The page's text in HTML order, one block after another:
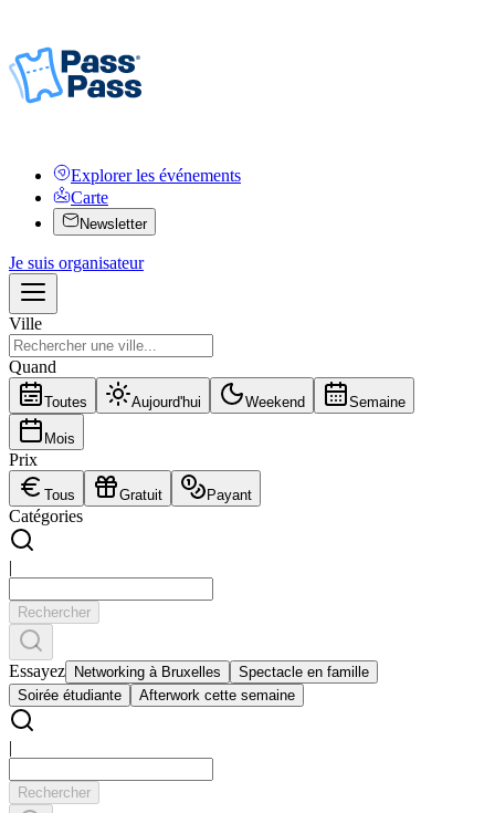
Explorer les événements
Carte
Newsletter
Je suis organisateur
Ville
Quand
Toutes Aujourd'hui Weekend Semaine
Mois
Prix
Tous Gratuit Payant
Catégories
|
Rechercher
Essayez Networking à Bruxelles
Spectacle en famille
Soirée étudiante
Afterwork cette semaine
|
Rechercher